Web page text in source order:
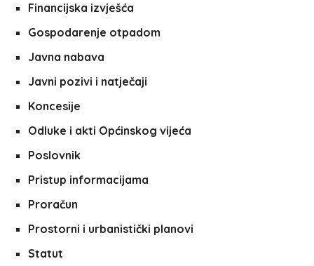
Financijska izvješća
Gospodarenje otpadom
Javna nabava
Javni pozivi i natječaji
Koncesije
Odluke i akti Općinskog vijeća
Poslovnik
Pristup informacijama
Proračun
Prostorni i urbanistički planovi
Statut